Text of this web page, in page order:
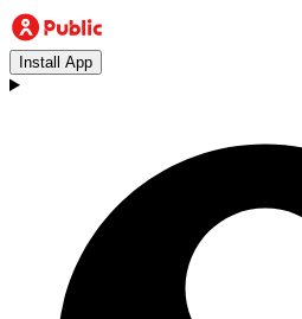
Install App